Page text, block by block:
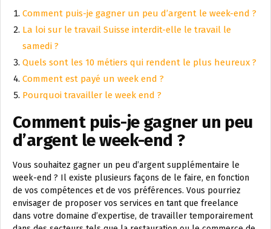
Comment puis-je gagner un peu d’argent le week-end ?
La loi sur le travail Suisse interdit-elle le travail le
samedi ?
Quels sont les 10 métiers qui rendent le plus heureux ?
Comment est payé un week end ?
Pourquoi travailler le week end ?
Comment puis-je gagner un peu
d’argent le week-end ?
Vous souhaitez gagner un peu d’argent supplémentaire le
week-end ? Il existe plusieurs façons de le faire, en fonction
de vos compétences et de vos préférences. Vous pourriez
envisager de proposer vos services en tant que freelance
dans votre domaine d’expertise, de travailler temporairement